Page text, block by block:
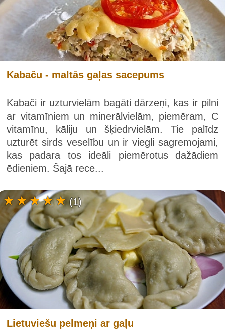
Kabaču - maltās gaļas sacepums
Kabači ir uzturvielām bagāti dārzeņi, kas ir pilni
ar vitamīniem un minerālvielām, piemēram, C
vitamīnu, kāliju un šķiedrvielām. Tie palīdz
uzturēt sirds veselību un ir viegli sagremojami,
kas padara tos ideāli piemērotus dažādiem
ēdieniem. Šajā rece...
Lietuviešu pelmeņi ar gaļu
(1)